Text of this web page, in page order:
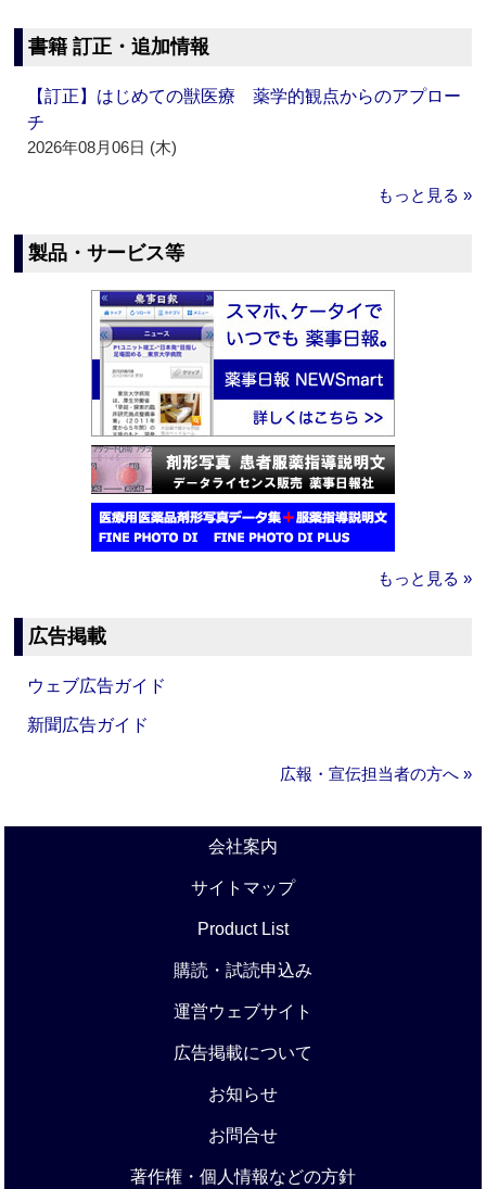
書籍 訂正・追加情報
【訂正】はじめての獣医療 薬学的観点からのアプロー
チ
2026年08月06日 (木)
もっと見る »
製品・サービス等
もっと見る »
広告掲載
ウェブ広告ガイド
新聞広告ガイド
広報・宣伝担当者の方へ »
会社案内
サイトマップ
Product List
購読・試読申込み
運営ウェブサイト
広告掲載について
お知らせ
お問合せ
著作権・個人情報などの方針